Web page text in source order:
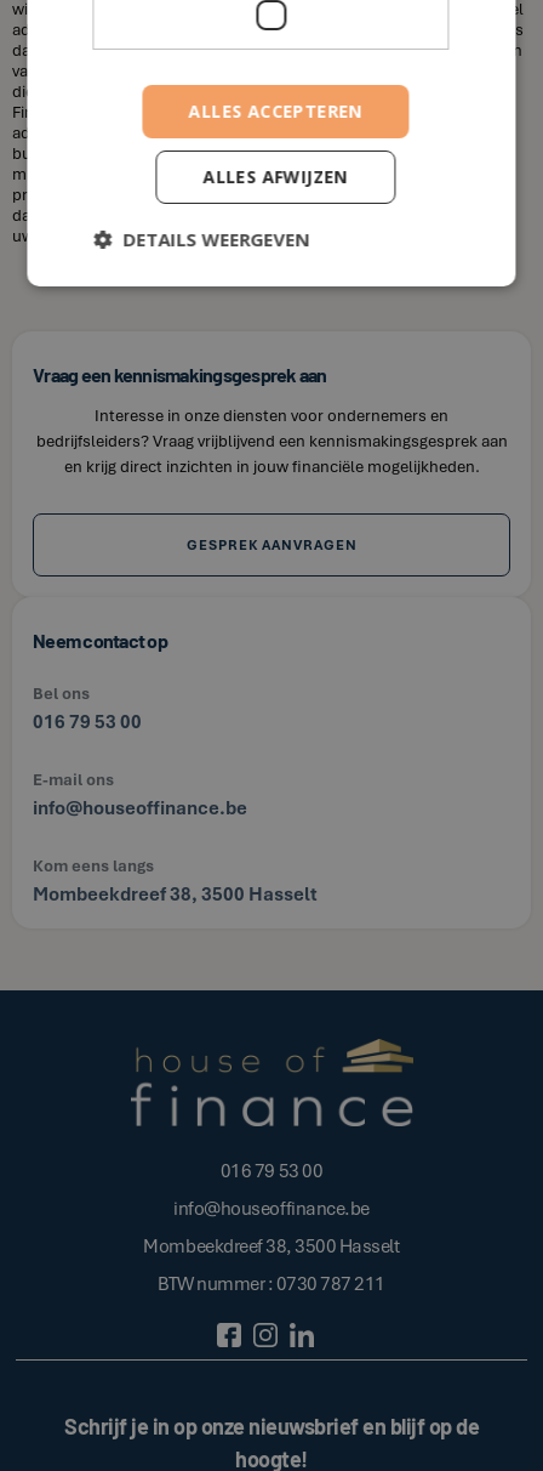
wilt sparen voor uw kinderen, uw pensioen, of een huis, een financieel
adviseur kan u helpen uw doelen te bereiken. Een andere misvatting is
dat financieel adviseurs duur zijn. Dit is niet altijd het geval. De kosten
van een financieel adviseur kunnen variëren, afhankelijk van de
diensten die u nodig heeft en uw financiële situatie. Bij House of
Finance bieden wij betaalbare tarieven voor onze financiële
adviesdiensten, zodat u uw financiën kunt optimaliseren zonder uw
budget te overschrijden. Kortom, laat u niet misleiden door de
misvattingen over financieel adviseurs. Als u op zoek bent naar
professioneel en betrouwbaar financieel advies in Kuttekoven, neem
dan contact op met House of Finance. Wij staan klaar om u te helpen
uw financiële doelen te bereiken.
Vraag een kennismakingsgesprek aan
Interesse in onze diensten voor ondernemers en
bedrijfsleiders? Vraag vrijblijvend een kennismakingsgesprek aan
en krijg direct inzichten in jouw financiële mogelijkheden.
GESPREK AANVRAGEN
Neem contact op
Bel ons
016 79 53 00
E-mail ons
info@houseoffinance.be
Kom eens langs
Mombeekdreef 38, 3500 Hasselt
016 79 53 00
info@houseoffinance.be
Mombeekdreef 38, 3500 Hasselt
BTW nummer : 0730 787 211
Schrijf je in op onze nieuwsbrief en blijf op de
hoogte!
ALLES ACCEPTEREN
ALLES AFWIJZEN
DETAILS WEERGEVEN